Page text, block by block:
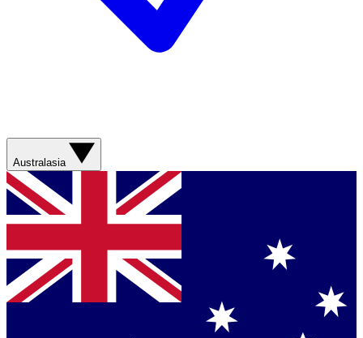
Australasia